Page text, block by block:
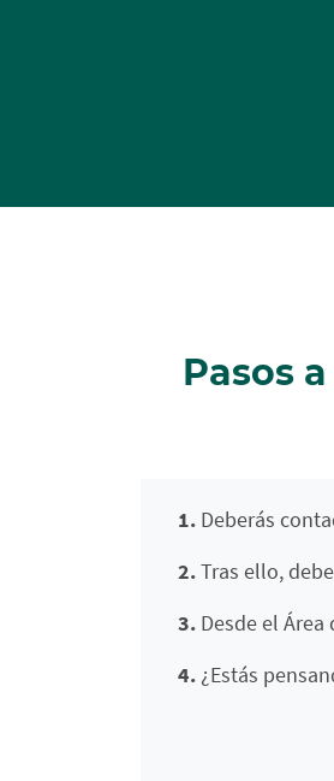
Pasos
1. Deberás
2.Tras ello,
3. Desde el
4. ¿Estás